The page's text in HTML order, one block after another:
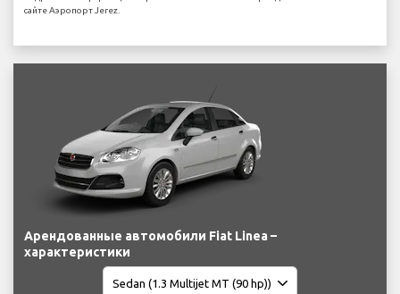
сайте Аэропорт Jerez.
Арендованные автомобили Fiat Linea –
характеристики